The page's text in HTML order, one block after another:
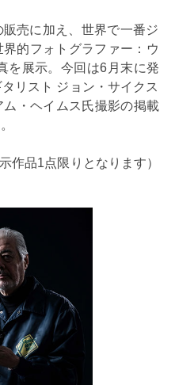
売に加え、世界で一番ジ
的フォトグラファー：ウ
を展示。今回は6月末に発
リスト ジョン・サイクス
ム・ヘイムス氏撮影の掲載
作品1点限りとなります）